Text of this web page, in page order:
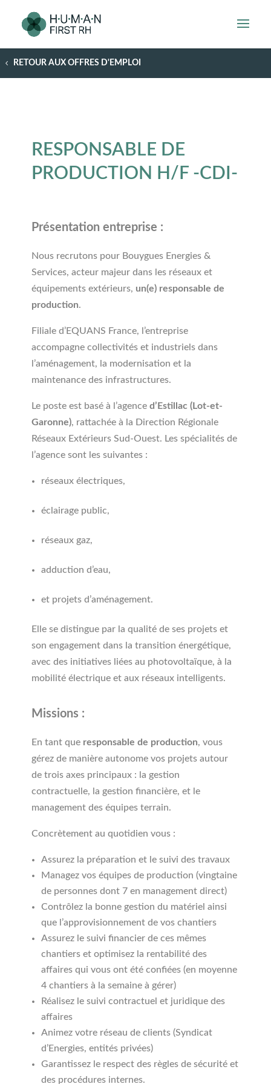
RETOUR AUX OFFRES D'EMPLOI
RESPONSABLE DE
PRODUCTION H/F -CDI-
Présentation entreprise :
Nous recrutons pour Bouygues Energies &
Services, acteur majeur dans les réseaux et
équipements extérieurs, un(e) responsable de
production.
Filiale d’EQUANS France, l’entreprise
accompagne collectivités et industriels dans
l’aménagement, la modernisation et la
maintenance des infrastructures.
Le poste est basé à l’agence d’Estillac(Lot-et-
Garonne), rattachée à la Direction Régionale
Réseaux Extérieurs Sud-Ouest. Les spécialités de
l’agence sont les suivantes :
réseaux électriques,
éclairage public,
réseaux gaz,
adduction d’eau,
et projets d’aménagement.
Elle se distingue par la qualité de ses projets et
son engagement dans la transition énergétique,
avec des initiatives liées au photovoltaïque, à la
mobilité électrique et aux réseaux intelligents.
Missions :
En tant que responsable de production, vous
gérez de manière autonome vos projets autour
de trois axes principaux : la gestion
contractuelle, la gestion financière, et le
management des équipes terrain.
Concrètement au quotidien vous :
Assurez la préparation et le suivi des travaux
Managez vos équipes de production (vingtaine
de personnes dont 7 en management direct)
Contrôlez la bonne gestion du matériel ainsi
que l’approvisionnement de vos chantiers
Assurez le suivi financier de ces mêmes
chantiers et optimisez la rentabilité des
affaires qui vous ont été confiées (en moyenne
4 chantiers à la semaine à gérer)
Réalisez le suivi contractuel et juridique des
affaires
Animez votre réseau de clients (Syndicat
d’Energies, entités privées)
Garantissez le respect des règles de sécurité et
des procédures internes.